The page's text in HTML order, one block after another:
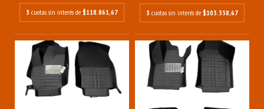
3 cuotas sin interés de $118.861,67 3 cuotas sin interés de $103.358,67